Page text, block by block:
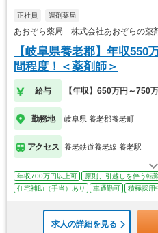
正社員 調剤薬局
あおぞら薬局 株式会社あおぞらの薬
【岐阜県養老郡】年収
間程度！＜薬剤師＞
給与 【年収】650万円～
勤務地 岐阜県 養老郡養老町
アクセス 養老鉄道養老線 養老駅
年収700万円以上可 原則、引越しを伴う転
住宅補助（手当）あり
車通勤可 積極採用
求人の詳細を見る